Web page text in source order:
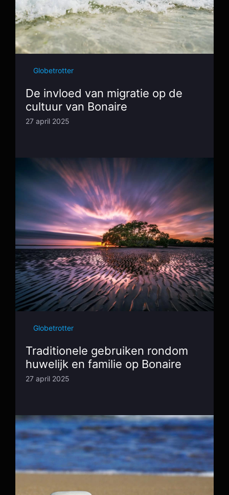
Globetrotter
De invloed van migratie op de
cultuur van Bonaire
27 april 2025
Globetrotter
Traditionele gebruiken rondom
huwelijk en familie op Bonaire
27 april 2025